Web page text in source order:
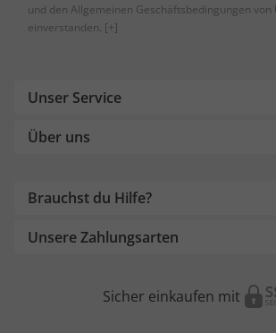
und den Allgemeinen Geschäftsbedingungen von
einverstanden. [+]
Unser Service
Über uns
Brauchst du Hilfe?
Unsere Zahlungsarten
Sicher einkaufen mit